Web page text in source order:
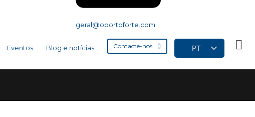
geral@oportoforte.com
Eventos Blog e notícias Contacte-nos
PT
EN
FR